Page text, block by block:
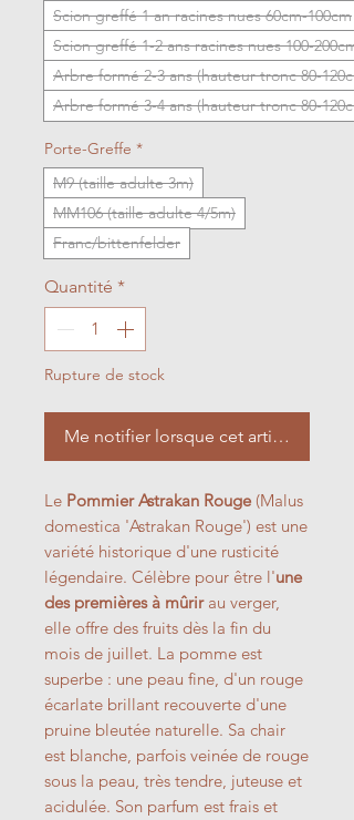
Scion greffé 1 an racines nues 60cm-100cm
Scion greffé 1-2 ans racines nues 100-200cm
Arbre formé 2-3 ans (hauteur tronc 80-
Arbre formé 3-4 ans (hauteur tronc 80-
Porte-Greffe *
M9 (taille adulte 3m)
MM106 (taille adulte 4/5m)
Franc/bittenfelder
Quantité *
Rupture de stock
Me notifier lorsque cet article est
Le Pommier Astrakan Rouge (Malus
domestica 'Astrakan Rouge') est une
variété historique d'une rusticité
légendaire. Célèbre pour être l'une
des premières à mûrirau verger,
elle offre des fruits dès la fin du
mois de juillet. La pomme est
superbe : une peau fine, d'un rouge
écarlate brillant recouverte d'une
pruine bleutée naturelle. Sa chair
est blanche, parfois veinée de rouge
sous la peau, très tendre, juteuse et
acidulée. Son parfum est frais et